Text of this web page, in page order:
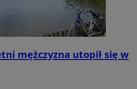
mężczyzna utopił się w